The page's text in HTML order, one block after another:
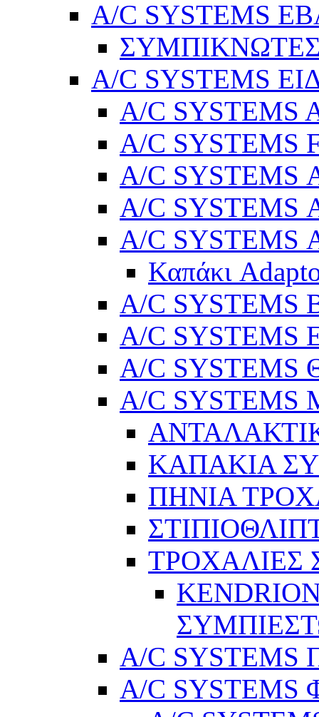
A/C SYSTEMS
A/C SYSTEMS
A/C SYSTEMS
A/C SYSTEMS
A/C SYSTEMS
A/C SYSTEMS
A/C SYSTEMS
Καπάκι
A/C SYSTEMS
A/C SYSTEMS
A/C SYSTEMS
A/C SYSTEMS
ΚΑΠΑΚΙΑ
ΠΗΝΙΑ
ΤΡΟΧΑΛΙΕΣ
A/C SYSTEMS
A/C